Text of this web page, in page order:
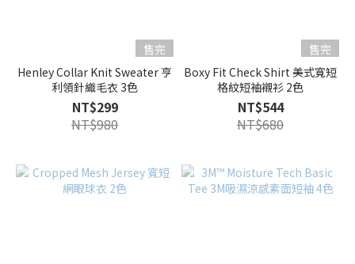
售完
Henley Collar Knit Sweater 亨
利領針織毛衣 3色
NT$299
NT$980
售完
Boxy Fit Check Shirt 美式寬短
格紋短袖襯衫 2色
NT$544
NT$680